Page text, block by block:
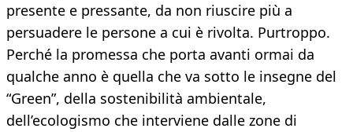
presente e pressante, da non riuscire più a
persuadere le persone a cui è rivolta. Purtroppo.
Perché la promessa che porta avanti ormai da
qualche anno è quella che va sotto le insegne del
“Green”, della sostenibilità ambientale,
dell’ecologismo che interviene dalle zone di